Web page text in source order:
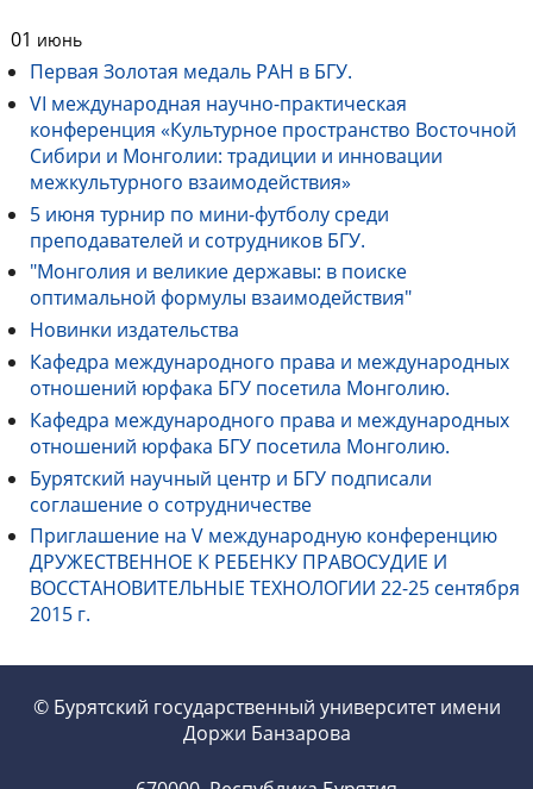
01 июнь
Первая Золотая медаль РАН в БГУ.
VI международная научно-практическая
конференция «Культурное пространство Восточной
Сибири и Монголии: традиции и инновации
межкультурного взаимодействия»
5 июня турнир по мини-футболу среди
преподавателей и сотрудников БГУ.
"Монголия и великие державы: в поиске
оптимальной формулы взаимодействия"
Новинки издательства
Кафедра международного права и международных
отношений юрфака БГУ посетила Монголию.
Кафедра международного права и международных
отношений юрфака БГУ посетила Монголию.
Бурятский научный центр и БГУ подписали
соглашение о сотрудничестве
Приглашение на V международную конференцию
ДРУЖЕСТВЕННОЕ К РЕБЕНКУ ПРАВОСУДИЕ И
ВОССТАНОВИТЕЛЬНЫЕ ТЕХНОЛОГИИ 22-25 cентября
2015 г.
© Бурятский государственный университет имени
Доржи Банзарова